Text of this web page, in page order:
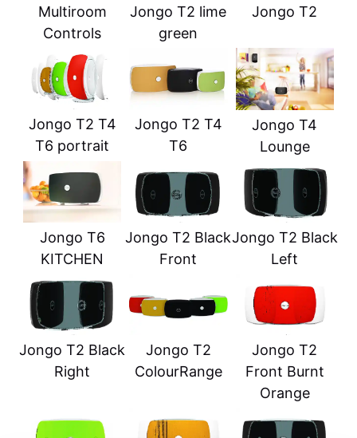
Multiroom
Controls
Jongo T2 lime
green
Jongo T2
Jongo T2 T4
T6 portrait
Jongo T2 T4
T6
Jongo T4
Lounge
Jongo T6
KITCHEN
Jongo T2 Black
Front
Jongo T2 Black
Left
Jongo T2 Black
Right
Jongo T2
ColourRange
Jongo T2
Front Burnt
Orange